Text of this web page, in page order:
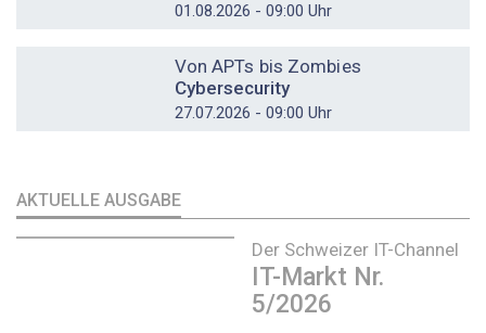
01.08.2026 - 09:00 Uhr
Von APTs bis Zombies
Cybersecurity
27.07.2026 - 09:00 Uhr
AKTUELLE AUSGABE
Der Schweizer IT-Channel
IT-Markt Nr.
5/2026